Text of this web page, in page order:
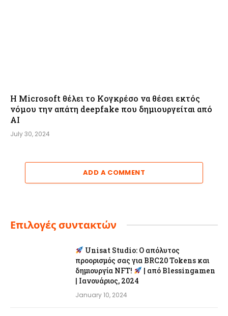
Η Microsoft θέλει το Κογκρέσο να θέσει εκτός
νόμου την απάτη deepfake που δημιουργείται από
AI
July 30, 2024
ADD A COMMENT
Επιλογές συντακτών
Unisat Studio: Ο απόλυτος
προορισμός σας για BRC20 Tokens και
δημιουργία NFT!
| από Blessingamen
| Ιανουάριος, 2024
January 10, 2024